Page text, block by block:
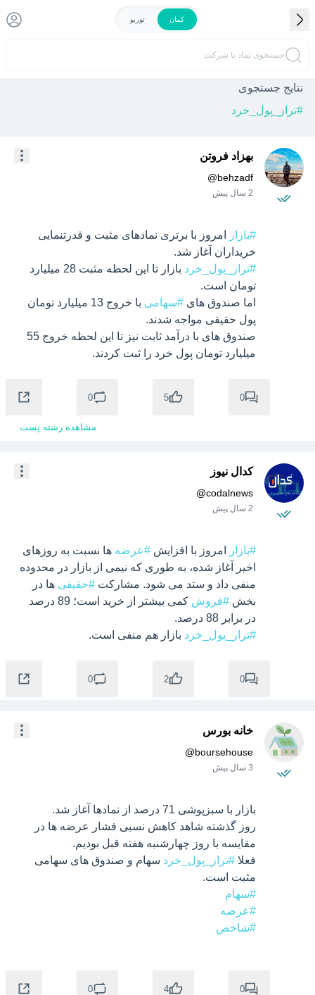
کمان توربو
جستجوی نماد یا شرکت
نتایج جستجوی
#تراز_پول_خرد
بهزاد فروتن
@behzadf
2 سال پیش
#بازار
خریداران آغاز شد.
#تراز_پول_خرد
اما صندوق های #سهامی
میلیارد تومان پول خرد را ثبت کردند.
0
5
0
مشاهده رشته پست
کدال نیوز
@codalnews
2 سال پیش
#بازار امروز با افزایش #عرضه
منفی داد و ستد می شود. مشارکت #حقیقی
بخش #فروش
در برابر 88 درصد.
#تراز_پول_خرد بازار هم منفی است.
0
2
0
خانه بورس
@boursehouse
3 سال پیش
فعلا #تراز_پول_خرد
مثبت است.
#سهام
#عرضه
#شاخص
0
4
0